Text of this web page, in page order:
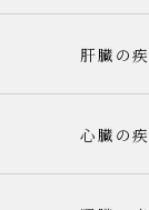
肝臓の
心臓の